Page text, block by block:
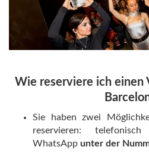
Wie reserviere ich einen
Sie haben zwei
reservieren:
WhatsApp unter der